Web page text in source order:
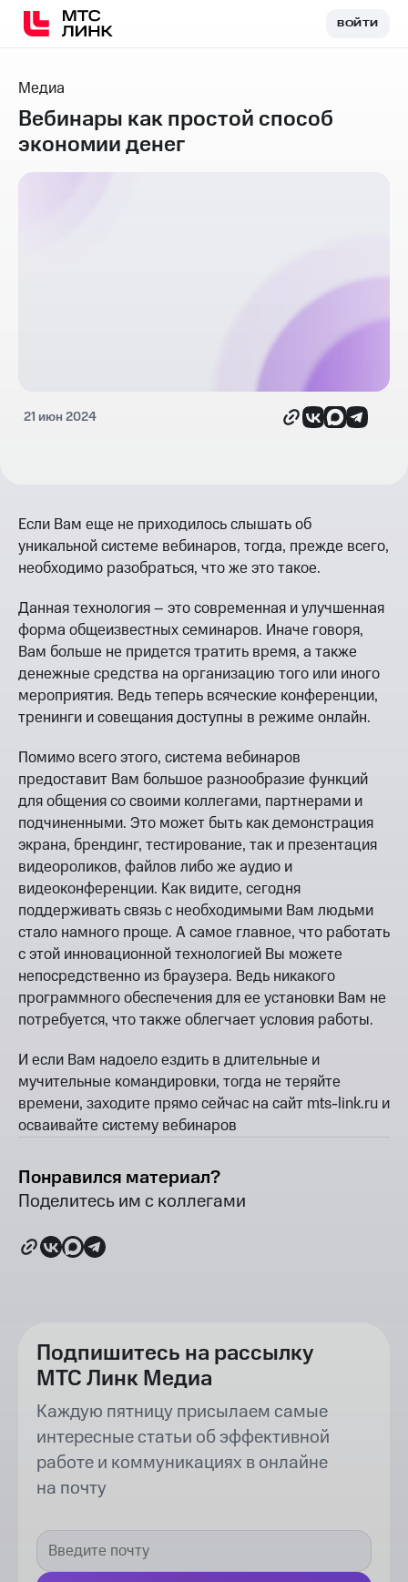
ВОЙТИВОЙТИ
Медиа
Вебинары как простой способ
экономии денег
21 июн 2024
Если Вам еще не приходилось слышать об
уникальной системе вебинаров, тогда, прежде всего,
необходимо разобраться, что же это такое.
Данная технология – это современная и улучшенная
форма общеизвестных семинаров. Иначе говоря,
Вам больше не придется тратить время, а также
денежные средства на организацию того или иного
мероприятия. Ведь теперь всяческие конференции,
тренинги и совещания доступны в режиме онлайн.
Помимо всего этого, система вебинаров
предоставит Вам большое разнообразие функций
для общения со своими коллегами, партнерами и
подчиненными. Это может быть как демонстрация
экрана, брендинг, тестирование, так и презентация
видеороликов, файлов либо же аудио и
видеоконференции. Как видите, сегодня
поддерживать связь с необходимыми Вам людьми
стало намного проще. А самое главное, что работать
с этой инновационной технологией Вы можете
непосредственно из браузера. Ведь никакого
программного обеспечения для ее установки Вам не
потребуется, что также облегчает условия работы.
И если Вам надоело ездить в длительные и
мучительные командировки, тогда не теряйте
времени, заходите прямо сейчас на сайт mts-link.ru и
осваивайте систему вебинаров
Понравился материал?
Поделитесь им с коллегами
Подпишитесь на рассылку
МТС Линк Медиа
Каждую пятницу присылаем самые
интересные статьи об эффективной
работе и коммуникациях в онлайне
на почту